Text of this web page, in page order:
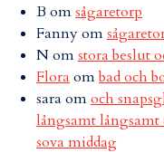
B omsågaretorp
Fannyom
Nomstora beslut
Flora ombad och
sara omoch
långsamt
sova middag